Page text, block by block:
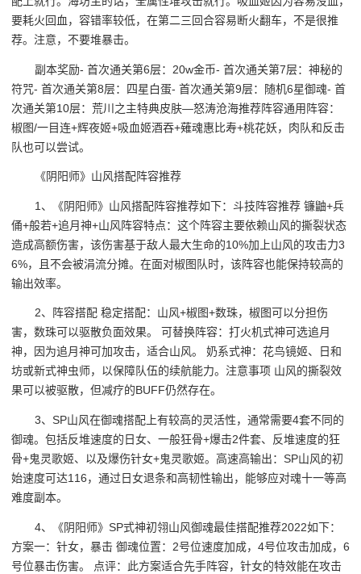
要耗火回血，容错率较低，在第二三回合容易断火翻车，不是很推
荐。注意，不要堆暴击。
副本奖励- 首次通关第6层：20w金币- 首次通关第7层：神秘的
符咒- 首次通关第8层：四星白蛋- 首次通关第9层：随机6星御魂- 首
次通关第10层：荒川之主特典皮肤—怒涛沧海推荐阵容通用阵容：
椒图/一目连+辉夜姬+吸血姬酒吞+薙魂惠比寿+桃花妖，肉队和反击
队也可以尝试。
《阴阳师》山风搭配阵容推荐
1、《阴阳师》山风搭配阵容推荐如下：斗技阵容推荐 镰鼬+兵
俑+般若+追月神+山风阵容特点：这个阵容主要依赖山风的撕裂状态
造成高额伤害，该伤害基于敌人最大生命的10%加上山风的攻击力3
6%，且不会被涓流分摊。在面对椒图队时，该阵容也能保持较高的
输出效率。
2、阵容搭配 稳定搭配：山风+椒图+数珠，椒图可以分担伤
害，数珠可以驱散负面效果。 可替换阵容：打火机式神可选追月
神，因为追月神可加攻击，适合山风。 奶系式神：花鸟镜姬、日和
坊或新式神虫师，以保障队伍的续航能力。注意事项 山风的撕裂效
果可以被驱散，但减疗的BUFF仍然存在。
3、SP山风在御魂搭配上有较高的灵活性，通常需要4套不同的
御魂。包括反堆速度的日女、一般狂骨+爆击2件套、反堆速度的狂
骨+鬼灵歌姬、以及爆伤针女+鬼灵歌姬。高速高输出：SP山风的初
始速度可达116，通过日女退条和高韧性输出，能够应对魂十一等高
难度副本。
4、《阴阳师》SP式神初翎山风御魂最佳搭配推荐2022如下：
方案一：针女，暴击 御魂位置：2号位速度加成，4号位攻击加成，6
号位暴击伤害。 点评：此方案适合先手阵容，针女的特效能在攻击